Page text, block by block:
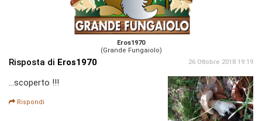
Eros1970
(Grande Fungaiolo)
Risposta di Eros1970 26 Ottobre 2018 19:19
...scoperto !!!
Rispondi